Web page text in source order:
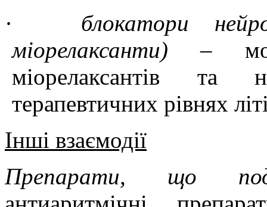
·
блокатори
міорелаксанти) –
міорелаксантів
та
терапевтичних рівнях
Інші взаємодії
Препарати, що